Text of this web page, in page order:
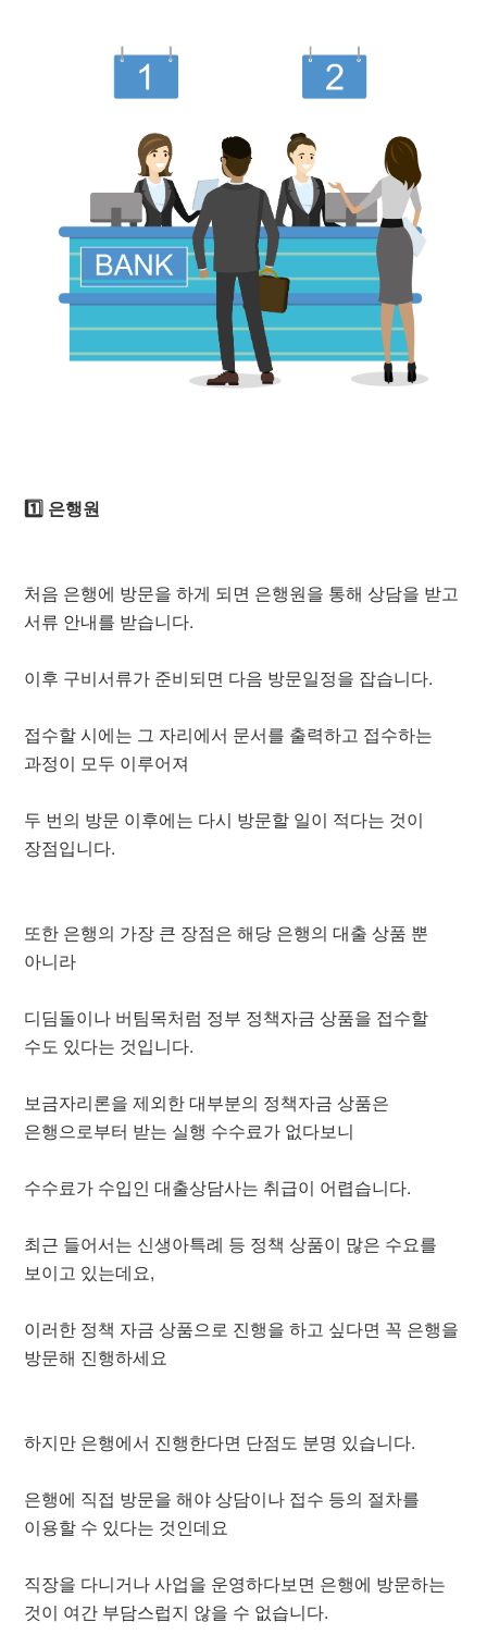
1️⃣ 은행원
처음 은행에 방문을 하게 되면 은행원을 통해 상담을 받고
서류 안내를 받습니다.
이후 구비서류가 준비되면 다음 방문일정을 잡습니다.
접수할 시에는 그 자리에서 문서를 출력하고 접수하는
과정이 모두 이루어져
두 번의 방문 이후에는 다시 방문할 일이 적다는 것이
장점입니다.
또한 은행의 가장 큰 장점은 해당 은행의 대출 상품 뿐
아니라
디딤돌이나 버팀목처럼 정부 정책자금 상품을 접수할
수도 있다는 것입니다.
보금자리론을 제외한 대부분의 정책자금 상품은
은행으로부터 받는 실행 수수료가 없다보니
수수료가 수입인 대출상담사는 취급이 어렵습니다.
최근 들어서는 신생아특례 등 정책 상품이 많은 수요를
보이고 있는데요,
이러한 정책 자금 상품으로 진행을 하고 싶다면 꼭 은행을
방문해 진행하세요
하지만 은행에서 진행한다면 단점도 분명 있습니다.
은행에 직접 방문을 해야 상담이나 접수 등의 절차를
이용할 수 있다는 것인데요
직장을 다니거나 사업을 운영하다보면 은행에 방문하는
것이 여간 부담스럽지 않을 수 없습니다.